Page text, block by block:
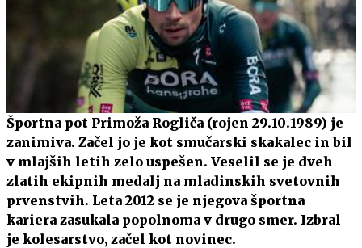
Športna pot Primoža Rogliča (rojen 29.10.1989) je
zanimiva. Začel jo je kot smučarski skakalec in bil
v mlajših letih zelo uspešen. Veselil se je dveh
zlatih ekipnih medalj na mladinskih svetovnih
prvenstvih. Leta 2012 se je njegova športna
kariera zasukala popolnoma v drugo smer. Izbral
je kolesarstvo, začel kot novinec.